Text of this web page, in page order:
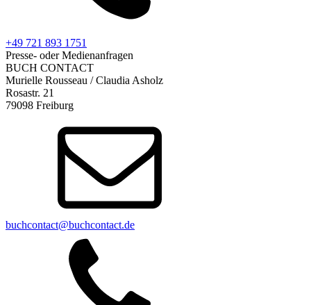
+49 721 893 1751
Presse- oder Medienanfragen
BUCH CONTACT
Murielle Rousseau / Claudia Asholz
Rosastr. 21
79098 Freiburg
buchcontact@buchcontact.de